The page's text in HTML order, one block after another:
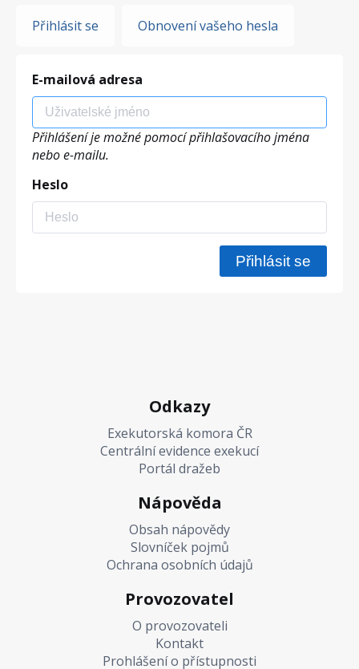
Hlavní
Přihlásit se Obnovení vašeho hesla
E-mailová adresa
Přihlášení je možné pomocí přihlašovacího jména
nebo e-mailu.
Heslo
Odkazy
Exekutorská komora ČR
Centrální evidence exekucí
Portál dražeb
Nápověda
Obsah nápovědy
Slovníček pojmů
Ochrana osobních údajů
Provozovatel
O provozovateli
Kontakt
Prohlášení o přístupnosti